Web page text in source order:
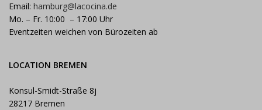
Email: hamburg@lacocina.de
Mo. – Fr. 10:00 – 17:00 Uhr
Eventzeiten weichen von Bürozeiten ab
LOCATION BREMEN
Konsul-Smidt-Straße 8j
28217 Bremen